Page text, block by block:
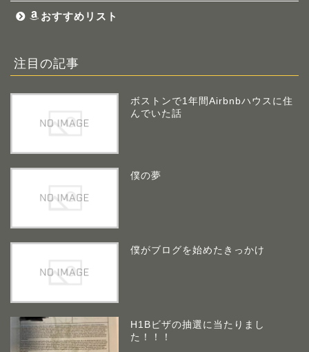
おすすめリスト
注目の記事
ボストンで1年間Airbnbハウスに住
んでいた話
僕の夢
僕がブログを始めたきっかけ
H1Bビザの抽選に当たりまし
た！！！